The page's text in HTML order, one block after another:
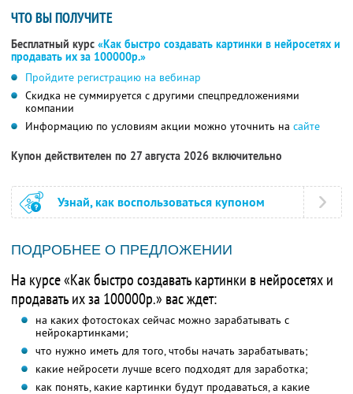
ЧТО ВЫ ПОЛУЧИТЕ
Бесплатный курс «Как быстро создавать картинки в нейросетях и
продавать их за 100000р.»
Пройдите регистрацию на вебинар
Скидка не суммируется с другими спецпредложениями
компании
Информацию по условиям акции можно уточнить на сайте
Купон действителен по 27 августа 2026 включительно
Узнай, как воспользоваться купоном
ПОДРОБНЕЕ О ПРЕДЛОЖЕНИИ
На курсе «Как быстро создавать картинки в нейросетях и
продавать их за 100000р.» вас ждет:
на каких фотостоках сейчас можно зарабатывать с
нейрокартинками;
что нужно иметь для того, чтобы начать зарабатывать;
какие нейросети лучше всего подходят для заработка;
как понять, какие картинки будут продаваться, а какие